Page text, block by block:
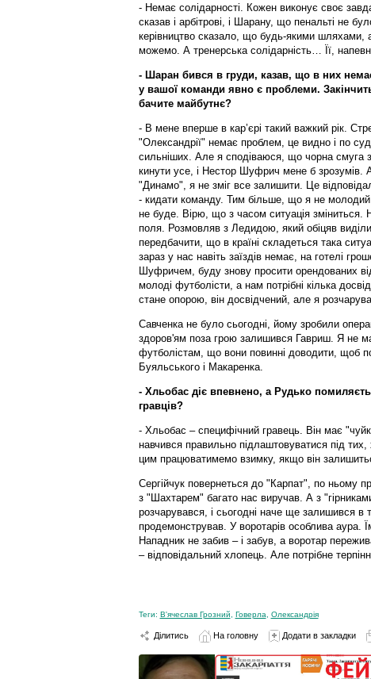
- Немає солідарності. Кожен виконує своє
сказав і арбітрові, і Шарану, що пенальті не
керівництво сказало, що будь-якими шляхами,
можемо. А тренерська солідарність… Її,
- Шаран бився в груди, казав, що в них
у вашої команди явно є проблеми.
бачите майбутнє?
- В мене вперше в кар’єрі такий важкий рік.
"Олександрії" немає проблем, це видно і по
сильніших. Але я сподіваюся, що чорна смуга
кинути усе, і Нестор Шуфрич мене б зрозумів.
"Динамо", я не зміг все залишити. Це
- кидати команду. Тим більше, що я не
не буде. Вірю, що з часом ситуація зміниться.
поля. Розмовляв з Ледидою, який обіцяв
передбачити, що в країні складеться така
зараз у нас навіть заїздів немає, на готелі
Шуфричем, буду знову просити орендованих
молоді футболісти, а нам потрібні кілька
стане опорою, він досвідчений, але я
Савченка не було сьогодні, йому зробили
здоров'ям поза грою залишився Гавриш. Я не
футболістам, що вони повинні доводити, щоб
Буяльського і Макаренка.
- Хльобас діє впевнено, а Рудько
гравців?
- Хльобас – специфічний гравець. Він має
навчився правильно підлаштовуватися під
цим працюватимемо взимку, якщо він
Сергійчук повернеться до "Карпат", по ньому
з "Шахтарем" багато нас виручав. А з
розчарувався, і сьогодні наче ще залишився в
продемонстрував. У воротарів особлива аура.
Нападник не забив – і забув, а воротар
– відповідальний хлопець. Але потрібне
Теги: В'ячеслав Грозний Говерла Олександрія
Ділитись На головну Додати в закладки